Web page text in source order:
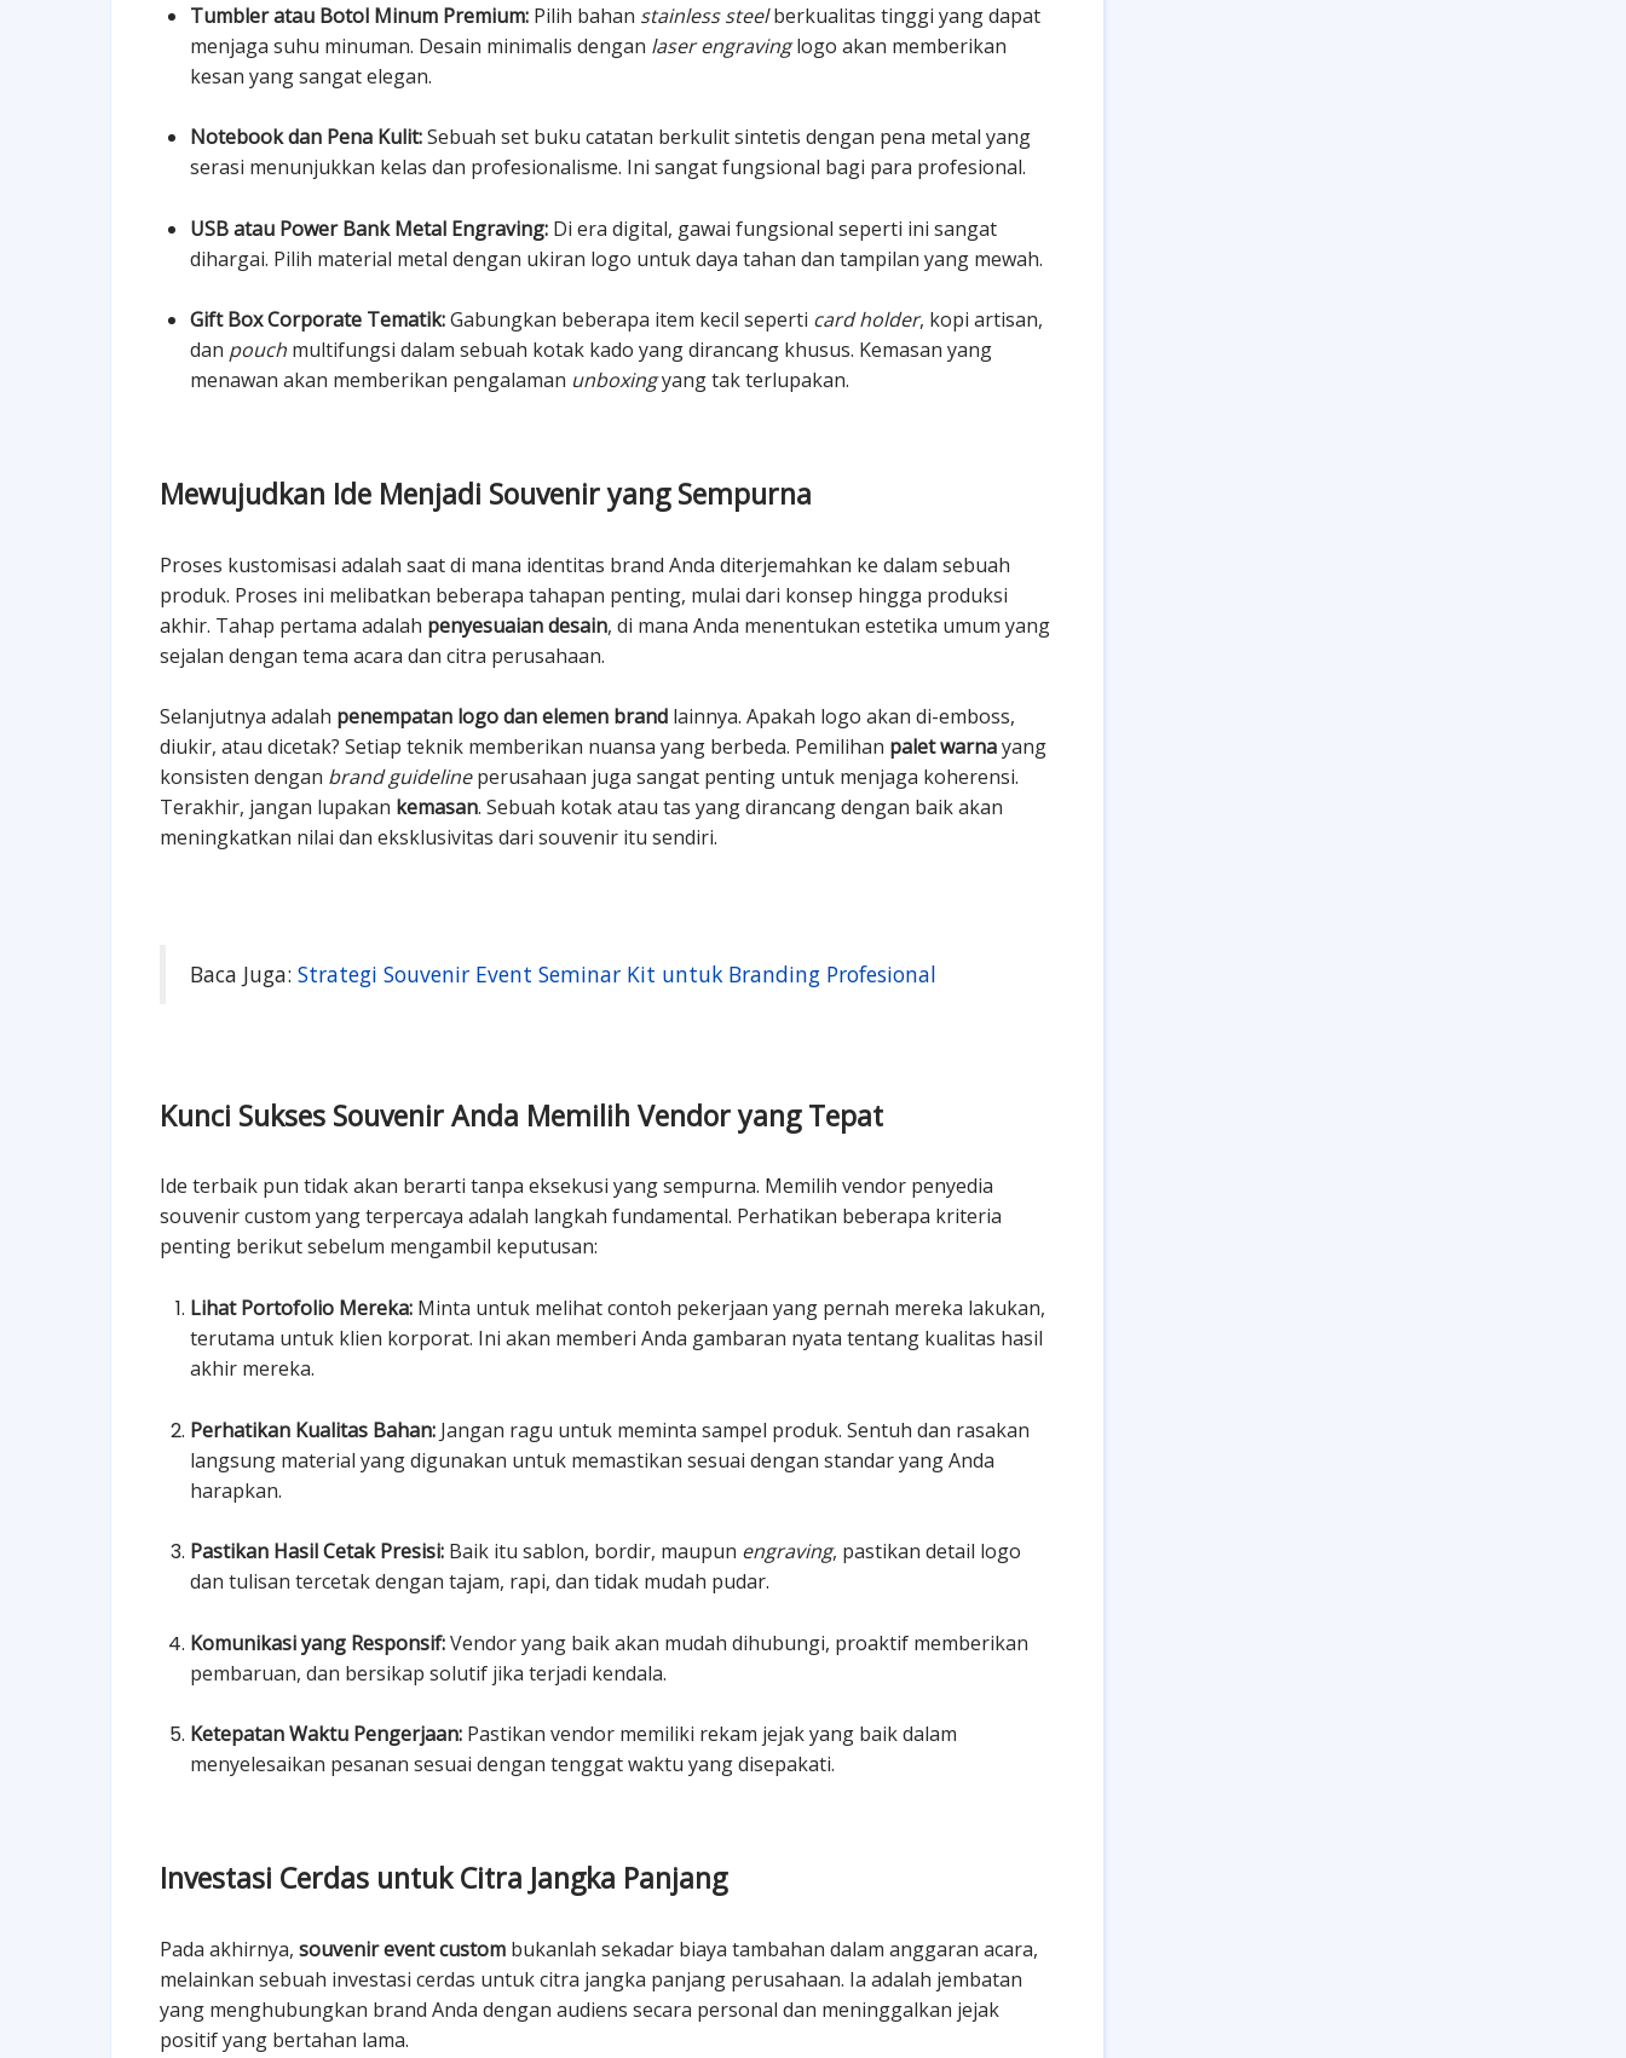
Tumbler atau Botol Minum Premium: Pilih bahan stainless steelberkualitas tinggi yang dapat
menjaga suhu minuman. Desain minimalis dengan laser engravinglogo akan memberikan
kesan yang sangat elegan.
Notebook dan Pena Kulit:Sebuah set buku catatan berkulit sintetis dengan pena metal yang
serasi menunjukkan kelas dan profesionalisme. Ini sangat fungsional bagi para profesional.
USB atau Power Bank Metal Engraving: Di era digital, gawai fungsional seperti ini sangat
dihargai. Pilih material metal dengan ukiran logo untuk daya tahan dan tampilan yang mewah.
Gift Box Corporate Tematik:Gabungkan beberapa item kecil seperti card holder, kopi artisan,
dan pouch multifungsi dalam sebuah kotak kado yang dirancang khusus. Kemasan yang
menawan akan memberikan pengalaman unboxingyang tak terlupakan.
Mewujudkan Ide Menjadi Souvenir yang Sempurna
Proses kustomisasi adalah saat di mana identitas brand Anda diterjemahkan ke dalam sebuah
produk. Proses ini melibatkan beberapa tahapan penting, mulai dari konsep hingga produksi
akhir. Tahap pertama adalah penyesuaian desain, di mana Anda menentukan estetika umum yang
sejalan dengan tema acara dan citra perusahaan.
Selanjutnya adalah penempatan logo dan elemen brand lainnya. Apakah logo akan di-emboss,
diukir, atau dicetak? Setiap teknik memberikan nuansa yang berbeda. Pemilihan palet warnayang
konsisten dengan brand guidelineperusahaan juga sangat penting untuk menjaga koherensi.
Terakhir, jangan lupakan kemasan. Sebuah kotak atau tas yang dirancang dengan baik akan
meningkatkan nilai dan eksklusivitas dari souvenir itu sendiri.
Baca Juga: Strategi Souvenir Event Seminar Kit untuk Branding Profesional
Kunci Sukses Souvenir Anda Memilih Vendor yang Tepat
Ide terbaik pun tidak akan berarti tanpa eksekusi yang sempurna. Memilih vendor penyedia
souvenir custom yang terpercaya adalah langkah fundamental. Perhatikan beberapa kriteria
penting berikut sebelum mengambil keputusan:
Lihat Portofolio Mereka: Minta untuk melihat contoh pekerjaan yang pernah mereka lakukan,
terutama untuk klien korporat. Ini akan memberi Anda gambaran nyata tentang kualitas hasil
akhir mereka.
Perhatikan Kualitas Bahan: Jangan ragu untuk meminta sampel produk. Sentuh dan rasakan
langsung material yang digunakan untuk memastikan sesuai dengan standar yang Anda
harapkan.
Pastikan Hasil Cetak Presisi: Baik itu sablon, bordir, maupun engraving, pastikan detail logo
dan tulisan tercetak dengan tajam, rapi, dan tidak mudah pudar.
Komunikasi yang Responsif:Vendor yang baik akan mudah dihubungi, proaktif memberikan
pembaruan, dan bersikap solutif jika terjadi kendala.
Ketepatan Waktu Pengerjaan: Pastikan vendor memiliki rekam jejak yang baik dalam
menyelesaikan pesanan sesuai dengan tenggat waktu yang disepakati.
Investasi Cerdas untuk Citra Jangka Panjang
Pada akhirnya, souvenir event custom bukanlah sekadar biaya tambahan dalam anggaran acara,
melainkan sebuah investasi cerdas untuk citra jangka panjang perusahaan. Ia adalah jembatan
yang menghubungkan brand Anda dengan audiens secara personal dan meninggalkan jejak
positif yang bertahan lama.